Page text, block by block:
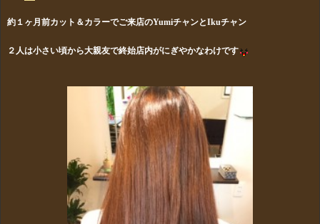
約１ヶ月前カット＆カラーでご来店のYumiチャンとIkuチャン
２人は小さい頃から大親友で終始店内がにぎやかなわけです